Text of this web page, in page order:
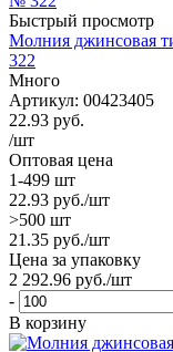
Быстрый просмотр
Молния джинсовая
322
Много
Артикул: 00423405
22.93 руб.
/шт
Оптовая цена
1-499 шт
22.93 руб./шт
>500 шт
21.35 руб./шт
Цена за упаковку
2 292.96 руб./шт
-
В корзину